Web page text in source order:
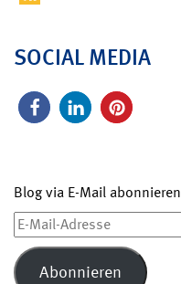
SOCIAL MEDIA
Blog via E-Mail abonnieren
E-
Mail-
Adresse
Abonnieren